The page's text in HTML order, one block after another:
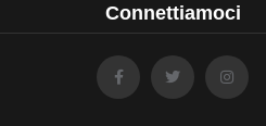
Connettiamoci